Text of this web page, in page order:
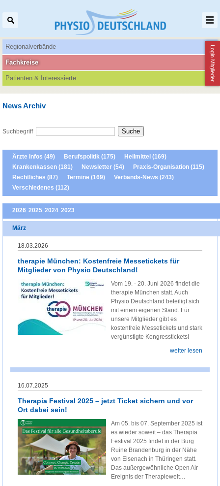
Login Mitglieder
Regionalverbände
Patienten‌ & Interessierte
Fachkreise
News Archiv
Suchbegriff
Ärzte Infos (49) Berufspolitik (175)
Heilmittel (169)
Krankenkassen (181)
Newsletter (54)
Praxis-Organisation (115)
Rechtliches (87)
Termine (169)
Verbands-News (243)
Verschiedenes (112)
2026 2025 2024 2023
März
18.03.2026
therapie München: Kostenfreie Messetickets für
Mitglieder von Physio Deutschland!
Vom 19. - 20. Juni 2026 findet die
therapie München statt. Auch
Physio Deutschland beteiligt sich
mit einem eigenen Stand. Für
unsere Mitglieder gibt es
kostenfreie Messetickets und stark
vergünstigte Kongresstickets!
weiter lesen
16.07.2025
Therapia Festival 2025 – jetzt Ticket sichern und vor
Ort dabei sein!
Am 05. bis 07. September 2025 ist
es wieder soweit – das Therapia
Festival 2025 findet in der Burg
Ruine Brandenburg in der Nähe
von Eisenach in Thüringen statt.
Das außergewöhnliche Open Air
Ereignis der Therapiewelt…